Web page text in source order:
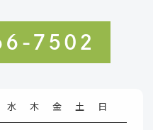
7502
水 木 金 土 日